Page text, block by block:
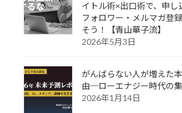
イトル術×出口術で、申し
フォロワー・メルマガ登
そう！【青山華子流】
2026年5月3日
がんばらない人が増えた
由─ローエナジー時代の
2026年1月14日